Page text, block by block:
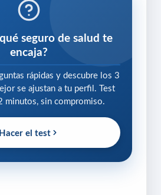
seguro de salud te
encaja?
rápidas y descubre los 3
se ajustan a tu perfil. Test
minutos, sin compromiso.
Hacer el test